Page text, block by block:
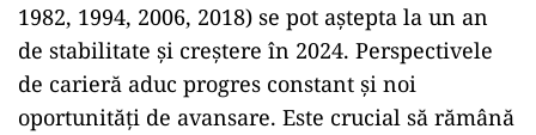
1982, 1994, 2006, 2018) se pot aștepta la un an
de stabilitate și creștere în 2024. Perspectivele
de carieră aduc progres constant și noi
oportunități de avansare. Este crucial să rămână